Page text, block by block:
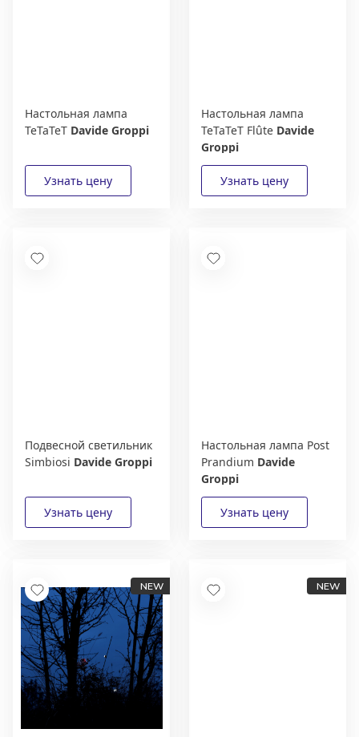
Настольная лампа
TeTaTeT Davide Groppi
Настольная лампа
TeTaTeT Flûte Davide
Groppi
Подвесной светильник
Simbiosi Davide Groppi
Настольная лампа Post
Prandium Davide
Groppi